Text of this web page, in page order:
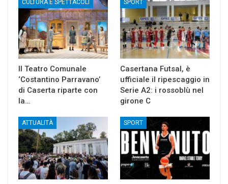
CULTURA E SPETTACOLI
Il Teatro Comunale
‘Costantino Parravano’
di Caserta riparte con
la…
SPORT
Casertana Futsal, è
ufficiale il ripescaggio in
Serie A2: i rossoblù nel
girone C
ATTUALITÀ SPORT